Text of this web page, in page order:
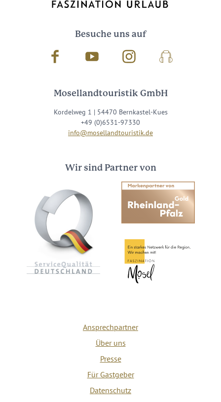
Besuche uns auf
Facebook Youtube InstagramPodcast
Mosellandtouristik GmbH
Kordelweg 1 | 54470 Bernkastel-Kues
+49 (0)6531-97330
info@mosellandtouristik.de
Wir sind Partner von
Ansprechpartner
Über uns
Presse
Für Gastgeber
Datenschutz